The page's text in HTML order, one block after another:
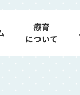
療育
について